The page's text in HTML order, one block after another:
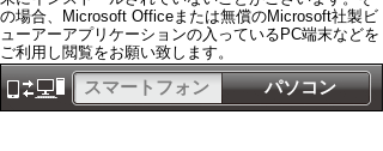
の場合、Microsoft Officeまたは無償のMicrosoft社製ビ
ューアーアプリケーションの入っているPC端末などを
ご利用し閲覧をお願い致します。
パソコン
スマートフォン